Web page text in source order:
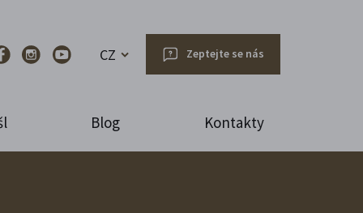
CZ Zeptejte se nás
Blog Kontakty